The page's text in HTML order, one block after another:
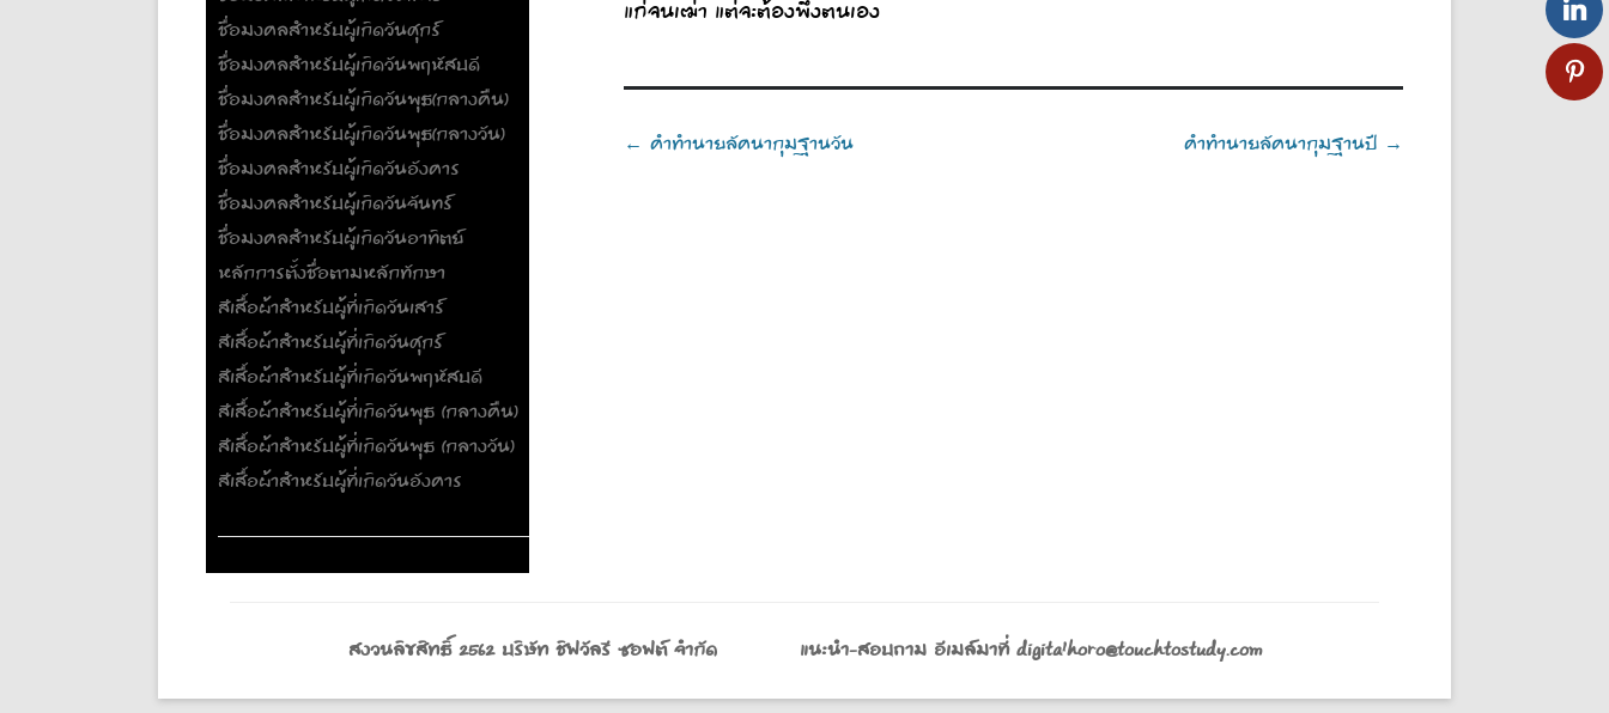
แก่จนเฒ่า แต่จะต้องพึ่งตนเอง
Post
← คำทำนายลัคนากุมฐานวัน คำทำนายลัคนากุมฐานปี →
ชื่อมงคลสำหรับผู้เกิดวันศุกร์
ชื่อมงคลสำหรับผู้เกิดวันพฤหัสบดี
ชื่อมงคลสำหรับผู้เกิดวันพุธ(กลางคืน)
ชื่อมงคลสำหรับผู้เกิดวันพุธ(กลางวัน)
ชื่อมงคลสำหรับผู้เกิดวันอังคาร
ชื่อมงคลสำหรับผู้เกิดวันจันทร์
ชื่อมงคลสำหรับผู้เกิดวันอาทิตย์
หลักการตั้งชื่อตามหลักทักษา
สีเสื้อผ้าสำหรับผู้ที่เกิดวันเสาร์
สีเสื้อผ้าสำหรับผู้ที่เกิดวันศุกร์
สีเสื้อผ้าสำหรับผู้ที่เกิดวันพฤหัสบดี
สีเสื้อผ้าสำหรับผู้ที่เกิดวันพุธ (กลางคืน)
สีเสื้อผ้าสำหรับผู้ที่เกิดวันพุธ (กลางวัน)
สีเสื้อผ้าสำหรับผู้ที่เกิดวันอังคาร
สงวนลิขสิทธิ์ 2562 บริษัท ชิฟวัลรี ซอฟต์ จำกัด แนะนำ-สอบถาม อีเมล์มาที่ digitalhoro@touchtostudy.com